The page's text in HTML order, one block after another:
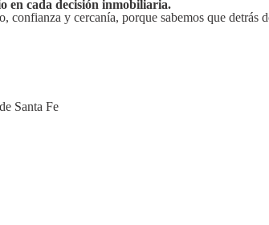
en cada decisión inmobiliaria.
confianza y cercanía, porque sabemos que detrás
Santa Fe